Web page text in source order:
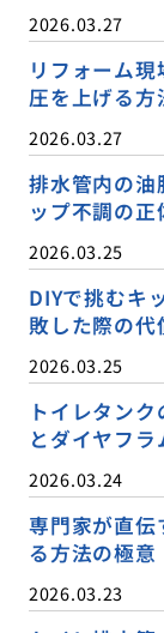
2026.03.27
リフォーム
圧を上げる方
2026.03.27
排水管内の油
ップ不調の正
2026.03.25
DIYで挑むキ
敗した際の代
2026.03.25
トイレタン
とダイヤフラ
2026.03.24
専門家が直
る方法の極意
2026.03.23